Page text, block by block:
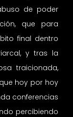
de poder
que para
final dentro
y tras la
traicionada,
hoy por hoy
conferencias
percibiendo